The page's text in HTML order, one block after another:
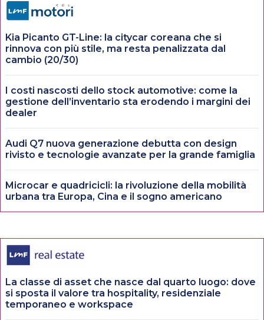
Kia Picanto GT-Line: la citycar coreana che si
rinnova con più stile, ma resta penalizzata dal
cambio (20/30)
I costi nascosti dello stock automotive: come la
gestione dell’inventario sta erodendo i margini dei
dealer
Audi Q7 nuova generazione debutta con design
rivisto e tecnologie avanzate per la grande famiglia
Microcar e quadricicli: la rivoluzione della mobilità
urbana tra Europa, Cina e il sogno americano
La classe di asset che nasce dal quarto luogo: dove
si sposta il valore tra hospitality, residenziale
temporaneo e workspace